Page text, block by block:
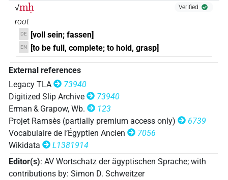
√mḥ Verified
root
DE [voll sein; fassen]
EN [to be full, complete; to hold, grasp]
External references
Legacy TLA
73940
Digitized Slip Archive
73940
Erman & Grapow, Wb.
123
Projet Ramsès (partially premium access only)
6739
Vocabulaire de l’Égyptien Ancien
7056
Wikidata
L1381914
Editor(s): AV Wortschatz der ägyptischen Sprache; with
contributions by: Simon D. Schweitzer